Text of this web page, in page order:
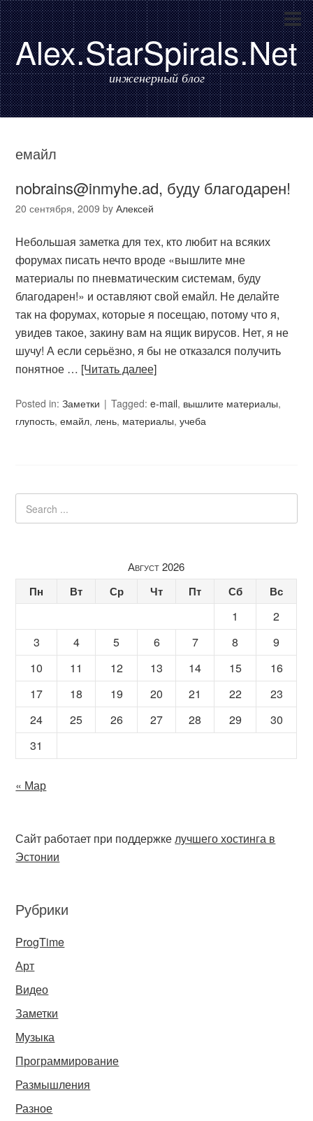
Alex.StarSpirals.Net
инженерный блог
емайл
nobrains@inmyhe.ad, буду благодарен!
20 сентября, 2009 byАлексей
Небольшая заметка для тех, кто любит на всяких
форумах писать нечто вроде «вышлите мне
материалы по пневматическим системам, буду
благодарен!» и оставляют свой емайл. Не делайте
так на форумах, которые я посещаю, потому что я,
увидев такое, закину вам на ящик вирусов. Нет, я не
шучу! А если серьёзно, я бы не отказался получить
понятное … [Читать далее]
Posted in:Заметки Tagged:e-mail, вышлите материалы,
глупость,емайл,лень, материалы,учеба
Август 2026
Пн Вт Ср Чт Пт Сб Вс
1
2
3
4 5 6 7 8
9
10
11 12 13 14 15
16
17
18 19 20 21 22
23
24
25 26 27 28 29
30
31
« Мар
Сайт работает при поддержкелучшего хостинга в
Эстонии
Рубрики
ProgTime
Арт
Видео
Заметки
Музыка
Программирование
Размышления
Разное